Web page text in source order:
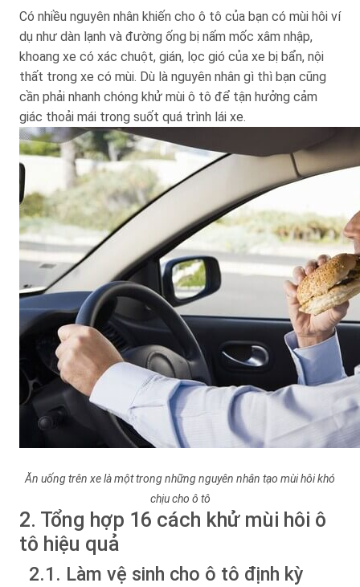
Có nhiều nguyên nhân khiến cho ô tô của bạn có mùi hôi ví
dụ như dàn lạnh và đường ống bị nấm mốc xâm nhập,
khoang xe có xác chuột, gián, lọc gió của xe bị bẩn, nội
thất trong xe có mùi. Dù là nguyên nhân gì thì bạn cũng
cần phải nhanh chóng khử mùi ô tô để tận hưởng cảm
giác thoải mái trong suốt quá trình lái xe.
Ăn uống trên xe là một trong những nguyên nhân tạo mùi hôi khó
chịu cho ô tô
2. Tổng hợp 16 cách khử mùi hôi ô
tô hiệu quả
2.1. Làm vệ sinh cho ô tô định kỳ